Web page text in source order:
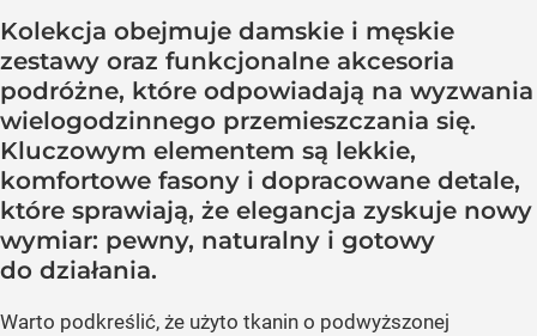
Kolekcja obejmuje damskie i męskie
zestawy oraz funkcjonalne akcesoria
podróżne, które odpowiadają na wyzwania
wielogodzinnego przemieszczania się.
Kluczowym elementem są lekkie,
komfortowe fasony i dopracowane detale,
które sprawiają, że elegancja zyskuje nowy
wymiar: pewny, naturalny i gotowy
do działania.
Warto podkreślić, że użyto tkanin o podwyższonej